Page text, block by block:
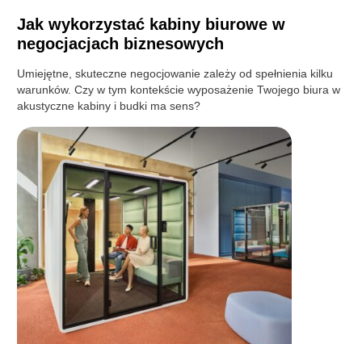
Jak wykorzystać kabiny biurowe w
negocjacjach biznesowych
Umiejętne, skuteczne negocjowanie zależy od spełnienia kilku
warunków. Czy w tym kontekście wyposażenie Twojego biura w
akustyczne kabiny i budki ma sens?